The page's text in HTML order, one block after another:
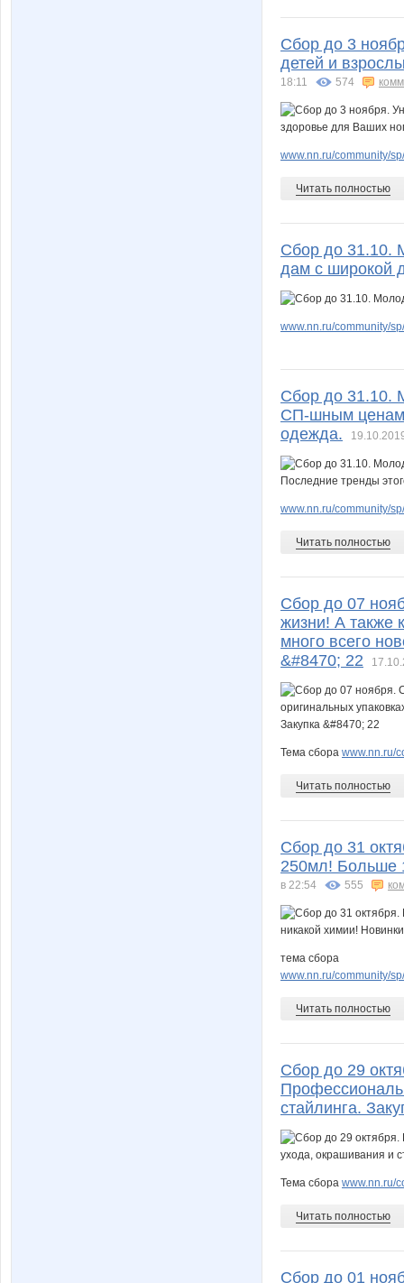
Сбор до 3
детей и
18:11 574
www.nn.ru/community/
Читать полностью
Сбор до 31.10.
дам с широкой
www.nn.ru/community/
Сбор до 31.10.
СП-шным ценам.
одежда.
www.nn.ru/community/
Читать полностью
Сбор до 07
жизни! А также
много всего
&#8470; 22
Тема сбора www.nn.ru/
Читать полностью
Сбор до 31
250мл! Больше
в 22:54 555
тема сбора
www.nn.ru/community/
Читать полностью
Сбор до 29
стайлинга.
Тема сбора www.nn.ru/
Читать полностью
Сбор до 01